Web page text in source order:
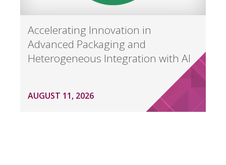
Accelerating Innovation in
Advanced Packaging and
Heterogeneous Integration with AI
AUGUST 11, 2026